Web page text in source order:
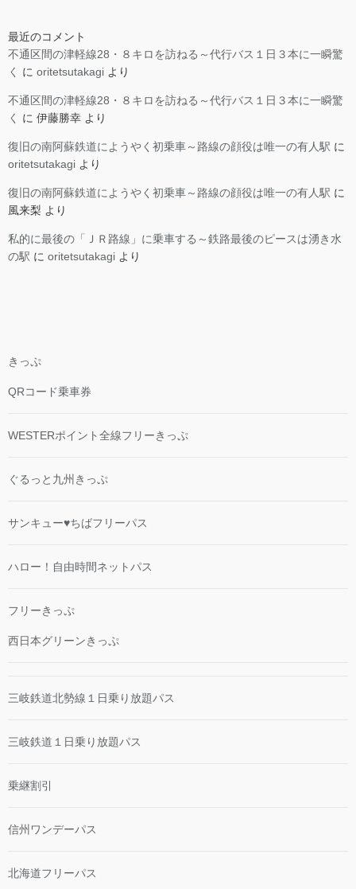
最近のコメント
不通区間の津軽線28・８キロを訪ねる～代行バス１日３本に一瞬驚
く
に oritetsutakagi より
不通区間の津軽線28・８キロを訪ねる～代行バス１日３本に一瞬驚
く
に 伊藤勝幸 より
復旧の南阿蘇鉄道にようやく初乗車～路線の顔役は唯一の有人駅 に
oritetsutakagi より
復旧の南阿蘇鉄道にようやく初乗車～路線の顔役は唯一の有人駅 に
風来梨 より
私的に最後の「ＪＲ路線」に乗車する～鉄路最後のピースは湧き水
の駅 に oritetsutakagi より
きっぷ
QRコード乗車券
WESTERポイント全線フリーきっぷ
ぐるっと九州きっぷ
サンキュー♥ちばフリーパス
ハロー！自由時間ネットパス
フリーきっぷ
西日本グリーンきっぷ
三岐鉄道北勢線１日乗り放題パス
三岐鉄道１日乗り放題パス
乗継割引
信州ワンデーパス
北海道フリーパス